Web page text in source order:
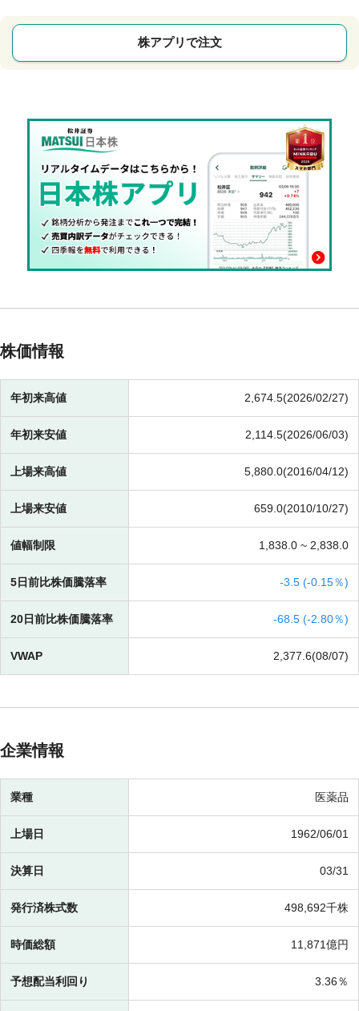
株アプリで注文
株価情報
年初来高値 2,674.5(2026/02/27)
年初来安値 2,114.5(2026/06/03)
上場来高値 5,880.0(2016/04/12)
上場来安値 659.0(2010/10/27)
値幅制限 1,838.0 ~ 2,838.0
5日前比株価騰落率 -3.5 (-0.15％)
20日前比株価騰落率 -68.5 (-2.80％)
VWAP 2,377.6(08/07)
企業情報
業種 医薬品
上場日 1962/06/01
決算日 03/31
発行済株式数 498,692千株
時価総額 11,871億円
予想配当利回り 3.36％